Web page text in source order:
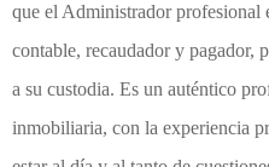
que el Administrador profesional
contable, recaudador y pagador,
a su custodia. Es un auténtico
inmobiliaria, con la experiencia